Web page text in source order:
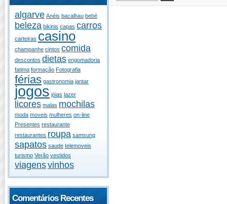
algarve Anéis bacalhau bebé
beleza bikinis capas carros
carteiras casino
champanhe cintos comida
descontos dietas engomadoria
fatima formação Fotografia
férias gastronomia jantar
jogos jóias lazer
licores malas mochilas
moda moveis mulheres on-line
Presentes restaurante
restaurantes roupa samsung
sapatos saude telemoveis
turismo Verão vestidos
viagensvinhos
Comentários Recentes